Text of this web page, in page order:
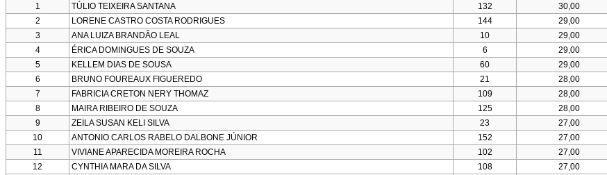
1 TÚLIO TEIXEIRA SANTANA 132 30,00
2
LORENE CASTRO COSTA RODRIGUES 144 29,00
3
ANA LUIZA BRANDÃO LEAL 10 29,00
4
ÉRICA DOMINGUES DE SOUZA 6 29,00
5
KELLEM DIAS DE SOUSA 60 29,00
6
BRUNO FOUREAUX FIGUEREDO 21 28,00
7
FABRICIA CRETON NERY THOMAZ 109 28,00
8
MAIRA RIBEIRO DE SOUZA 125 28,00
9
ZEILA SUSAN KELI SILVA 23 27,00
10
ANTONIO CARLOS RABELO DALBONE JÚNIOR 152 27,00
11
VIVIANE APARECIDA MOREIRA ROCHA 102 27,00
12
CYNTHIA MARA DA SILVA 108 27,00